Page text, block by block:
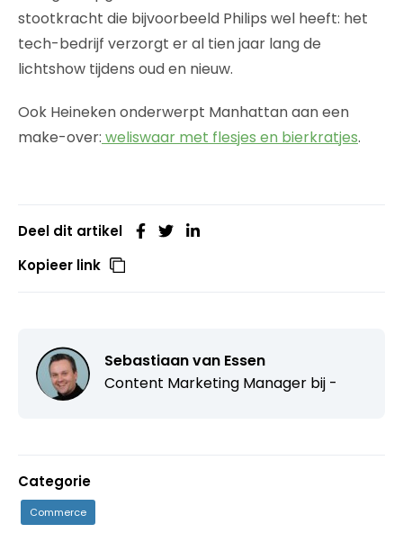
stootkracht die bijvoorbeeld Philips wel heeft: het
tech-bedrijf verzorgt er al tien jaar lang de
lichtshow tijdens oud en nieuw.
Ook Heineken onderwerpt Manhattan aan een
make-over: weliswaar met flesjes en bierkratjes.
Deel dit artikel
Kopieer link
Sebastiaan van Essen
Content Marketing Manager bij -
Categorie
Commerce